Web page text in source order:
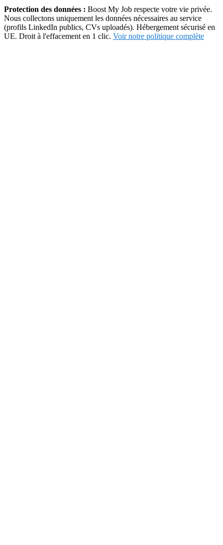
Protection des données : Boost My Job respecte votre vie privée.
Nous collectons uniquement les données nécessaires au service
(profils LinkedIn publics, CVs uploadés). Hébergement sécurisé en
UE. Droit à l'effacement en 1 clic. Voir notre politique complète